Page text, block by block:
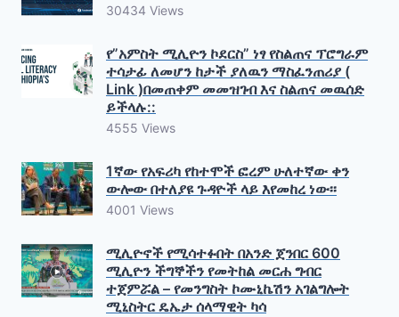
30434 Views
የ”አምስት ሚሊዮን ኮደርስ” ነፃ የስልጠና ፕሮግራም
ተሳታፊ ለመሆን ከታች ያለዉን ማስፈንጠሪያ (
Link )በመጠቀም መመዝገብ እና ስልጠና መዉሰድ
ይችላሉ::
4555 Views
1ኛው የአፍሪካ የከተሞች ፎረም ሁለተኛው ቀን
ውሎው በተለያዩ ጉዳዮች ላይ እየመከረ ነው፡፡
4001 Views
ሚሊዮኖች የሚሳተፉበት በአንድ ጀንበር 600
ሚሊዮን ችግኞችን የመትከል መርሐ ግብር
ተጀምሯል – የመንግስት ኮሙኒኬሽን አገልግሎት
ሚኒስትር ዴኤታ ሰላማዊት ካሳ